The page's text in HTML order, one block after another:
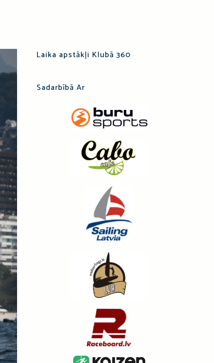
Laika apstākļi Klubā 360
Sadarbībā Ar